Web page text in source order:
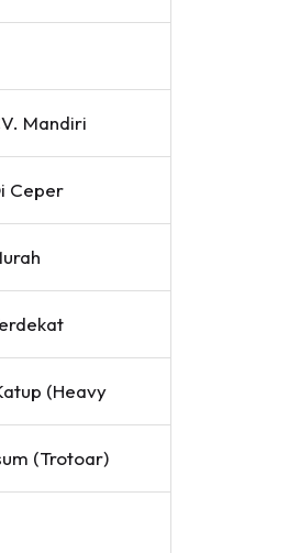
Ceper
(Trotoar)